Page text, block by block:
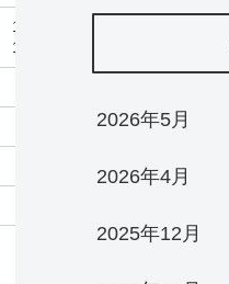
1/4000-30s(メカ)
1/8000-30s(電子)
2026年5月
2026年4月
2025年12月